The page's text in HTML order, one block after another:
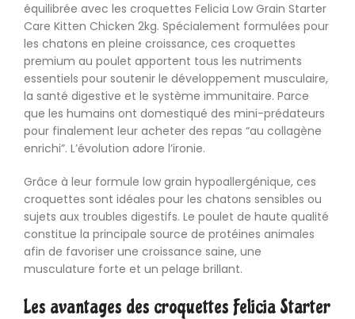
équilibrée avec les croquettes Felicia Low Grain Starter
Care Kitten Chicken 2kg. Spécialement formulées pour
les chatons en pleine croissance, ces croquettes
premium au poulet apportent tous les nutriments
essentiels pour soutenir le développement musculaire,
la santé digestive et le système immunitaire. Parce
que les humains ont domestiqué des mini-prédateurs
pour finalement leur acheter des repas “au collagène
enrichi”. L’évolution adore l’ironie.
Grâce à leur formule low grain hypoallergénique, ces
croquettes sont idéales pour les chatons sensibles ou
sujets aux troubles digestifs. Le poulet de haute qualité
constitue la principale source de protéines animales
afin de favoriser une croissance saine, une
musculature forte et un pelage brillant.
Les avantages des croquettes Felicia Starter